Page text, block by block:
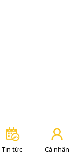
Tin tức Cá nhân